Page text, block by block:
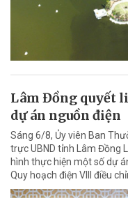
Lâm Đồng quyết
dự án nguồn điện
Sáng 6/8, Ủy viên Ban
trực UBND tỉnh Lâm Đồng
hình thực hiện một số dự
Quy hoạch điện VIII điều